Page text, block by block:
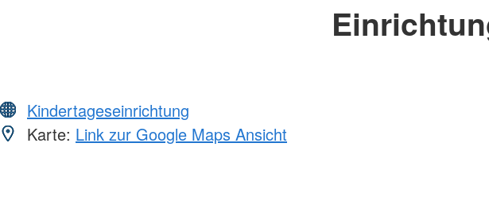
Kindertageseinrichtung
Karte: Link zur Google Maps Ansicht